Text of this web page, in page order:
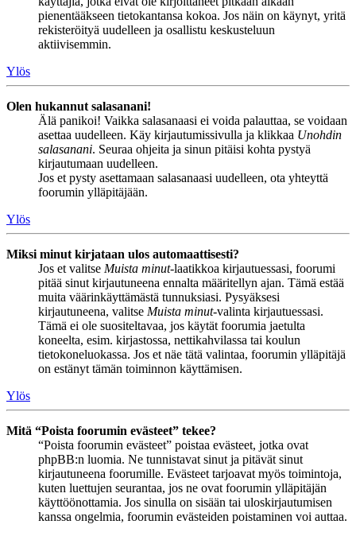
pienentääkseen tietokantansa kokoa. Jos näin on käynyt, yritä
rekisteröityä uudelleen ja osallistu keskusteluun
aktiivisemmin.
Ylös
Olen hukannut salasanani!
Älä panikoi! Vaikka salasanaasi ei voida palauttaa, se voidaan
asettaa uudelleen. Käy kirjautumissivulla ja klikkaa Unohdin
salasanani. Seuraa ohjeita ja sinun pitäisi kohta pystyä
kirjautumaan uudelleen.
Jos et pysty asettamaan salasanaasi uudelleen, ota yhteyttä
foorumin ylläpitäjään.
Ylös
Miksi minut kirjataan ulos automaattisesti?
Jos et valitse Muista minut-laatikkoa kirjautuessasi, foorumi
pitää sinut kirjautuneena ennalta määritellyn ajan. Tämä estää
muita väärinkäyttämästä tunnuksiasi. Pysyäksesi
kirjautuneena, valitse Muista minut-valinta kirjautuessasi.
Tämä ei ole suositeltavaa, jos käytät foorumia jaetulta
koneelta, esim. kirjastossa, nettikahvilassa tai koulun
tietokoneluokassa. Jos et näe tätä valintaa, foorumin ylläpitäjä
on estänyt tämän toiminnon käyttämisen.
Ylös
Mitä “Poista foorumin evästeet” tekee?
“Poista foorumin evästeet” poistaa evästeet, jotka ovat
phpBB:n luomia. Ne tunnistavat sinut ja pitävät sinut
kirjautuneena foorumille. Evästeet tarjoavat myös toimintoja,
kuten luettujen seurantaa, jos ne ovat foorumin ylläpitäjän
käyttöönottamia. Jos sinulla on sisään tai uloskirjautumisen
kanssa ongelmia, foorumin evästeiden poistaminen voi auttaa.